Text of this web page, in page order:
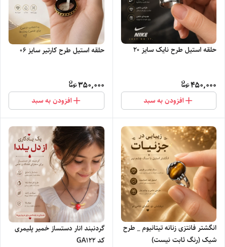
حلقه استیل طرح نایک سایز ۲۰
450,000
افزودن به سبد
حلقه استیل طرح کارتیر سایز ۰۶
350,000
افزودن به سبد
انگشتر فانتزی زنانه تیتانیوم _ طرح
شیک (رنگ ثابت نیست)
گردنبند انار دستساز خمیر پلیمری
کد GA122